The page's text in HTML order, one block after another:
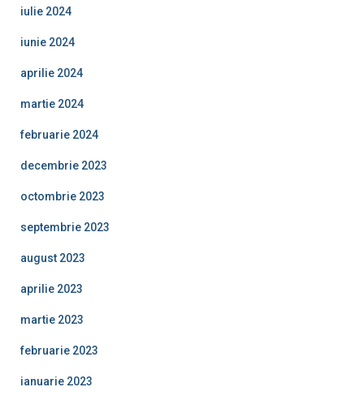
iulie 2024
iunie 2024
aprilie 2024
martie 2024
februarie 2024
decembrie 2023
octombrie 2023
septembrie 2023
august 2023
aprilie 2023
martie 2023
februarie 2023
ianuarie 2023